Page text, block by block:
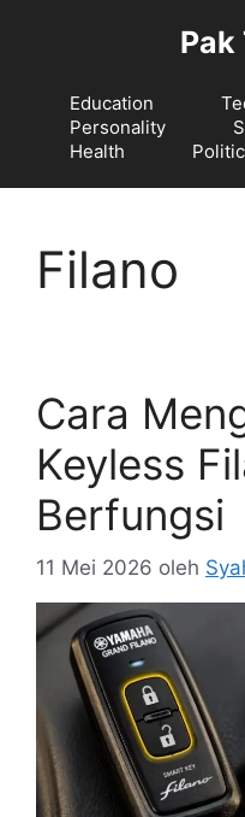
Pak
Education
Personality
Health
Filano
Cara
Keyless
Berfungsi
11 Mei 2026 oleh